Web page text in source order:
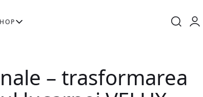
PRIN LUMINĂ, CU AJUTORUL LUCARNEI VELUX
– trasformarea